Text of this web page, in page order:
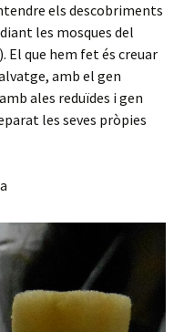
els descobriments
les mosques del
). El que hem fet és creuar
amb el gen
ales reduïdes i gen
les seves pròpies